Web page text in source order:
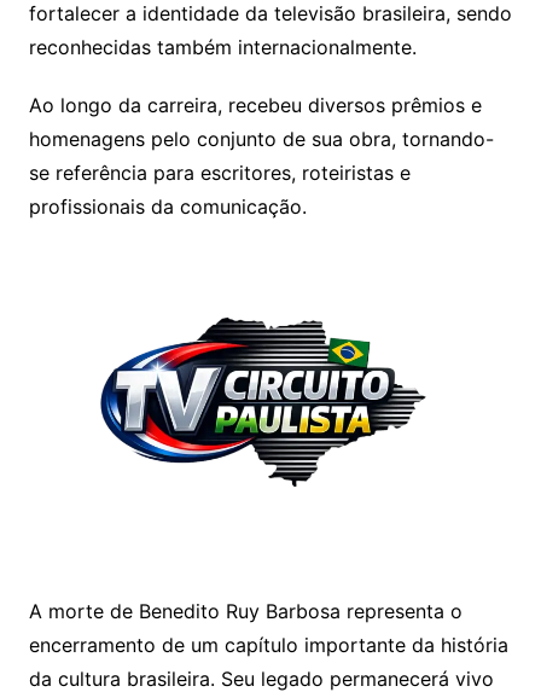
fortalecer a identidade da televisão brasileira, sendo
reconhecidas também internacionalmente.
Ao longo da carreira, recebeu diversos prêmios e
homenagens pelo conjunto de sua obra, tornando-
se referência para escritores, roteiristas e
profissionais da comunicação.
A morte de Benedito Ruy Barbosa representa o
encerramento de um capítulo importante da história
da cultura brasileira. Seu legado permanecerá vivo